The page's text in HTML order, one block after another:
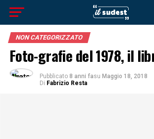
NON CATEGORIZZATO
Foto-grafie del 1978, il
Pubblicato 8 anni fasu Maggio 18, 2018
Di Fabrizio Resta